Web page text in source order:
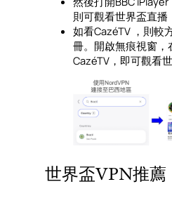
則可觀看世界盃直播
如看CazéTV ，則較
冊。開啟無痕視窗
CazéTV，即可觀看
世界盃VPN推薦